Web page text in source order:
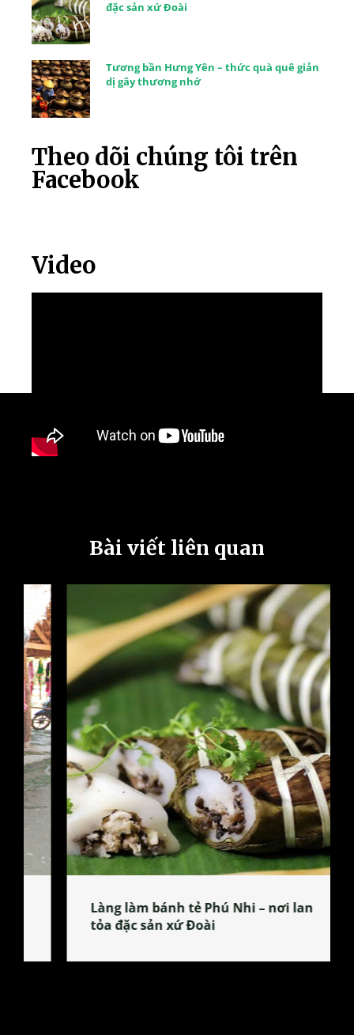
đặc sản xứ Đoài
Tương bần Hưng Yên – thức quà quê giản
dị gây thương nhớ
Theo dõi chúng tôi trên
Facebook
Video
Bài viết liên quan
Làng làm bánh tẻ Phú Nhi – nơi lan
tỏa đặc sản xứ Đoài